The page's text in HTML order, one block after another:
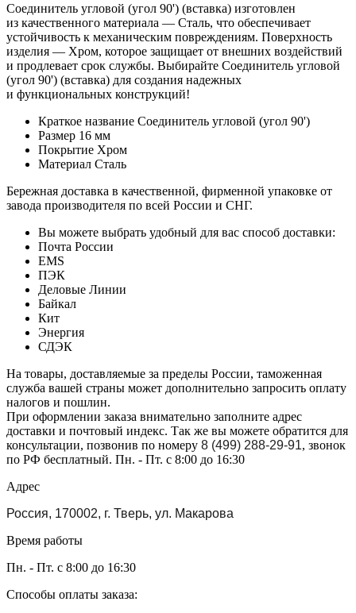
Соединитель угловой (угол 90') (вставка) изготовлен
из качественного материала — Сталь, что обеспечивает
устойчивость к механическим повреждениям. Поверхность
изделия — Хром, которое защищает от внешних воздействий
и продлевает срок службы. Выбирайте Соединитель угловой
(угол 90') (вставка) для создания надежных
и функциональных конструкций!
Краткое название Соединитель угловой (угол 90')
Размер 16 мм
Покрытие Хром
Материал Сталь
Бережная доставка в качественной, фирменной упаковке от
завода производителя по всей России и СНГ.
Вы можете выбрать удобный для вас способ доставки:
Почта России
EMS
ПЭК
Деловые Линии
Байкал
Кит
Энергия
СДЭК
На товары, доставляемые за пределы России, таможенная
служба вашей страны может дополнительно запросить оплату
налогов и пошлин.
При оформлении заказа внимательно заполните адрес
доставки и почтовый индекс. Так же вы можете обратится для
консультации, позвонив по номеру 8 (499) 288-29-91, звонок
по РФ бесплатный. Пн. - Пт. с 8:00 до 16:30
Адрес
Россия, 170002, г. Тверь, ул. Макарова
Время работы
Пн. - Пт. с 8:00 до 16:30
Способы оплаты заказа: